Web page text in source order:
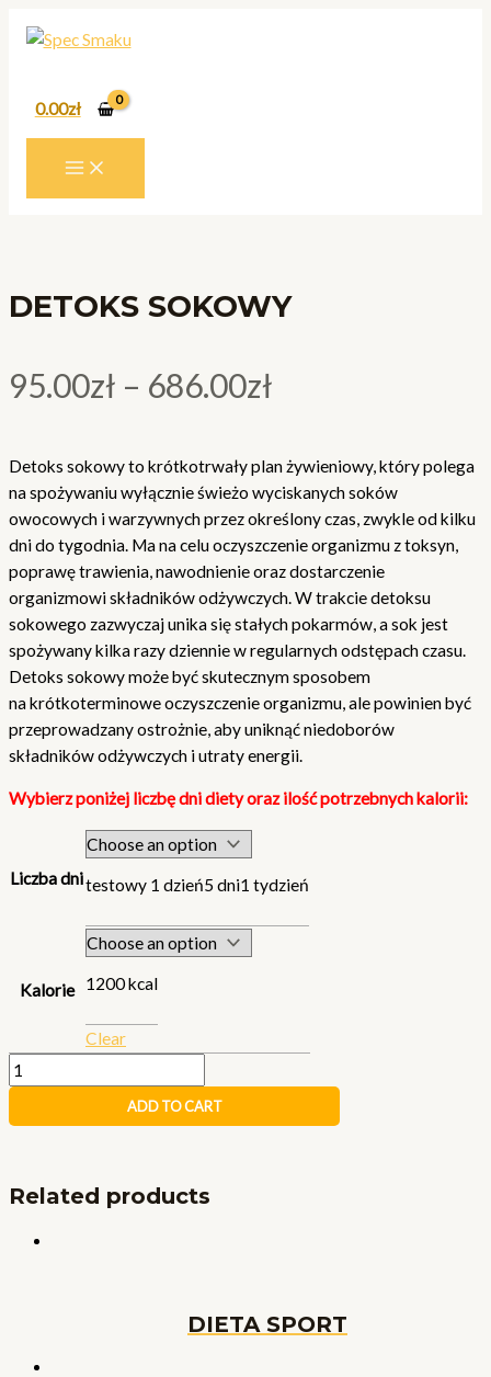
0.00zł
DETOKS SOKOWY
95.00zł – 686.00zł
Detoks sokowy to krótkotrwały plan żywieniowy, który polega
na spożywaniu wyłącznie świeżo wyciskanych soków
owocowych i warzywnych przez określony czas, zwykle od kilku
dni do tygodnia. Ma na celu oczyszczenie organizmu z toksyn,
poprawę trawienia, nawodnienie oraz dostarczenie
organizmowi składników odżywczych. W trakcie detoksu
sokowego zazwyczaj unika się stałych pokarmów, a sok jest
spożywany kilka razy dziennie w regularnych odstępach czasu.
Detoks sokowy może być skutecznym sposobem
na krótkoterminowe oczyszczenie organizmu, ale powinien być
przeprowadzany ostrożnie, aby uniknąć niedoborów
składników odżywczych i utraty energii.
Wybierz poniżej liczbę dni diety oraz ilość potrzebnych kalorii:
Liczba dnitestowy 1 dzień5 dni1 tydzień
Kalorie 1200 kcal
Clear
SOKOWY
ADD TO CART
Related products
DIETA SPORT